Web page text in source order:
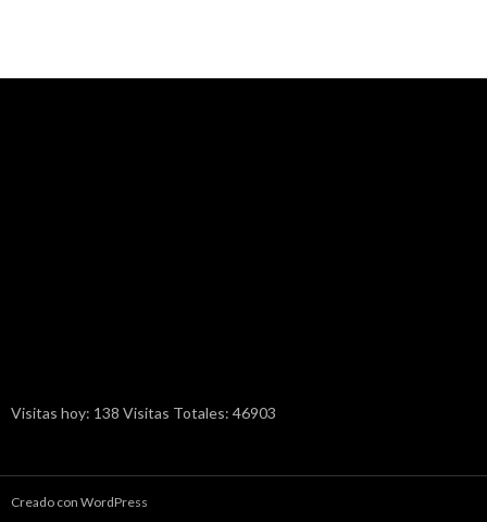
Visitas hoy: 138 Visitas Totales: 46903
Creado con WordPress